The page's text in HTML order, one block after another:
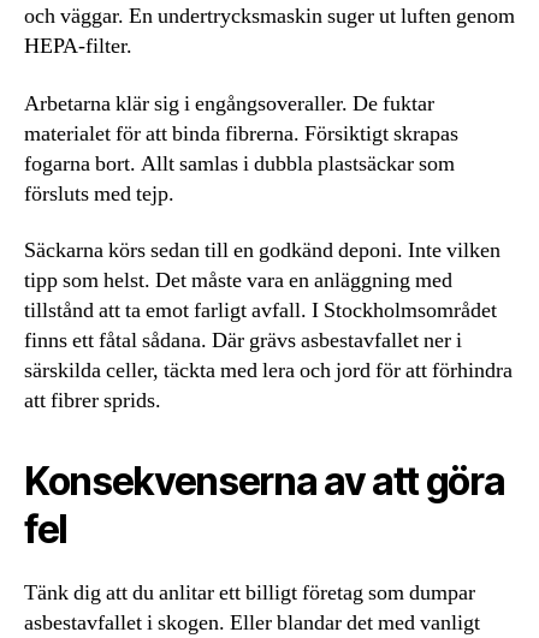
och väggar. En undertrycksmaskin suger ut luften genom
HEPA-filter.
Arbetarna klär sig i engångsoveraller. De fuktar
materialet för att binda fibrerna. Försiktigt skrapas
fogarna bort. Allt samlas i dubbla plastsäckar som
försluts med tejp.
Säckarna körs sedan till en godkänd deponi. Inte vilken
tipp som helst. Det måste vara en anläggning med
tillstånd att ta emot farligt avfall. I Stockholmsområdet
finns ett fåtal sådana. Där grävs asbestavfallet ner i
särskilda celler, täckta med lera och jord för att förhindra
att fibrer sprids.
Konsekvenserna av att göra
fel
Tänk dig att du anlitar ett billigt företag som dumpar
asbestavfallet i skogen. Eller blandar det med vanligt